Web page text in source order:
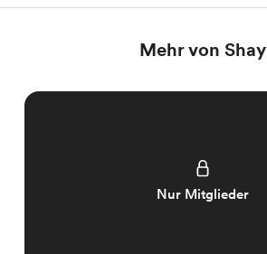
Mehr von Shay
Nur Mitglieder